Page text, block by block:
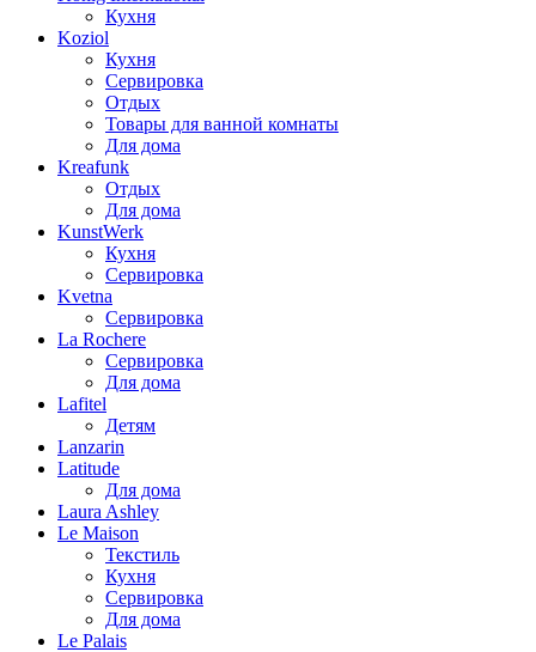
Кухня
Koziol
Кухня
Сервировка
Отдых
Товары для ванной комнаты
Для дома
Kreafunk
Отдых
Для дома
KunstWerk
Кухня
Сервировка
Kvetna
Сервировка
La Rochere
Сервировка
Для дома
Lafitel
Детям
Lanzarin
Latitude
Для дома
Laura Ashley
Le Maison
Текстиль
Кухня
Сервировка
Для дома
Le Palais